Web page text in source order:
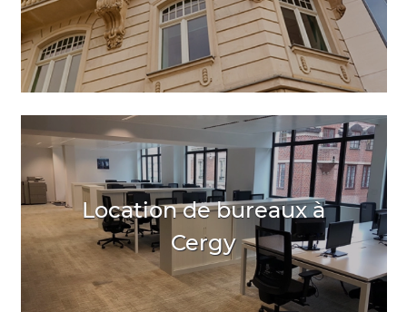
Location de bureaux à
Cergy